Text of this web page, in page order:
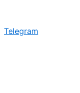
Telegram